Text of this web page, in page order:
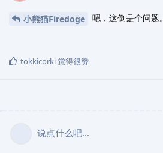
小熊猫Firedoge 嗯，这倒是个问题。
tokkicorki觉得很赞
说点什么吧...